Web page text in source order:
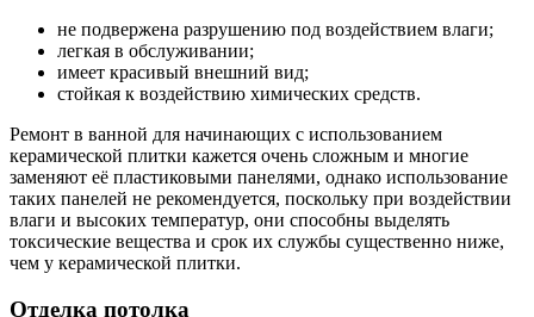
не подвержена разрушению под воздействием влаги;
легкая в обслуживании;
имеет красивый внешний вид;
стойкая к воздействию химических средств.
Ремонт в ванной для начинающих с использованием
керамической плитки кажется очень сложным и многие
заменяют её пластиковыми панелями, однако использование
таких панелей не рекомендуется, поскольку при воздействии
влаги и высоких температур, они способны выделять
токсические вещества и срок их службы существенно ниже,
чем у керамической плитки.
Отделка потолка